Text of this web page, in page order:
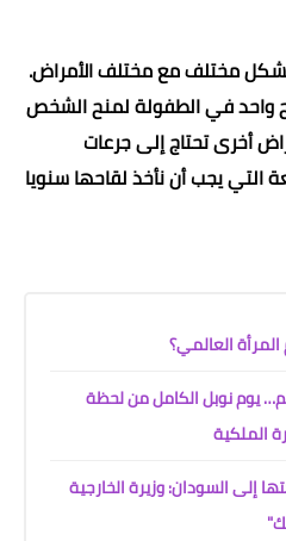
مختلف مع مختلف الأمراض.
واحد في الطفولة لمنح الشخص
أخرى تحتاج إلى جرعات
التي يجب أن نأخذ لقاحها سنويا
العالمي؟
يوم نوبل الكامل من لحظة
الملكية
إلى السودان: وزيرة الخارجية